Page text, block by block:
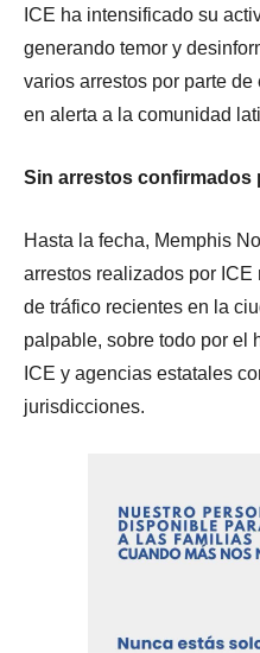
ICE ha intensificado su
generando temor y
varios arrestos por parte
en alerta a la comunidad
Sin arrestos confirmados
Hasta la fecha, Memphis
arrestos realizados por
de tráfico recientes en la
palpable, sobre todo por el
ICE y agencias estatales
jurisdicciones.